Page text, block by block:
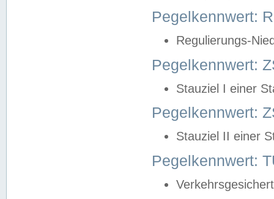
Pegelkennwert:
Regulierungs-
Pegelkennwert:
Stauziel I einer
Pegelkennwert:
Stauziel II einer
Pegelkennwert: